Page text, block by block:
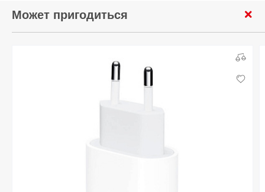
Может пригодиться